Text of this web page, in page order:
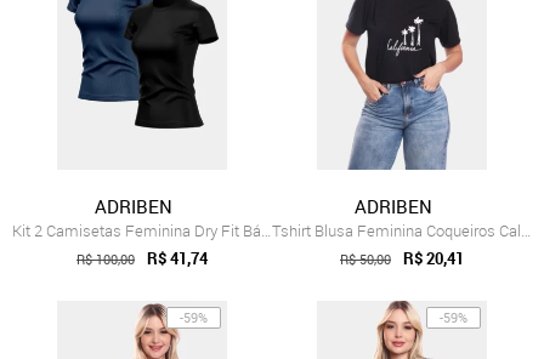
ADRIBEN
Kit 2 Camisetas Feminina Dry Fit Básica ...
R$ 100,00 R$ 41,74
ADRIBEN
Tshirt Blusa Feminina Coqueiros Californ...
R$ 50,00 R$ 20,41
-59% -59%